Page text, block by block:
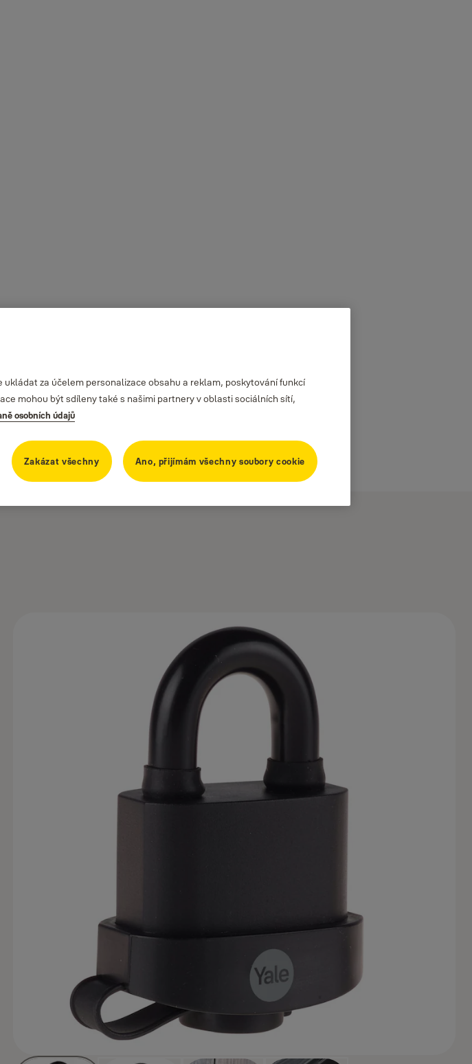
za účelem personalizace obsahu a reklam, poskytování funkcí
mohou být sdíleny také s našimi partnery v oblasti sociálních sítí,
osobních údajů
Zakázat všechny Ano, přijímám všechny soubory cookie